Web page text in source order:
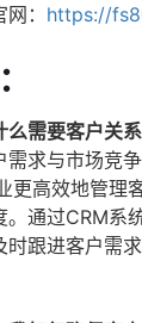
： https://
需要客户关系
求与市场竞
更高效地管理
通过CRM系
跟进客户需